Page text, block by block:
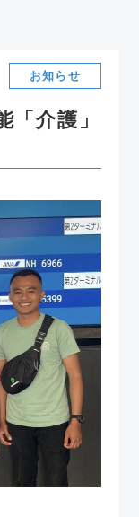
お知らせ
介護」